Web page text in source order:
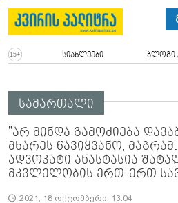
სიახლეები ბლოგი
სამართალი
"არ მინდა გამოძიება
მხარეს წავიყვანო,
ადვოკატი ანასტასია
მკვლელობის ერთ-ერთ
2021, 18 ოქტომბერი, 13:04